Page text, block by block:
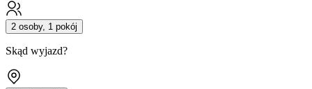
2 osoby, 1 pokój
Skąd wyjazd?